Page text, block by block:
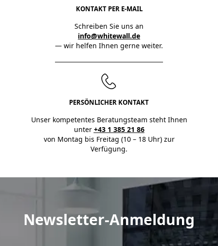
KONTAKT PER E-MAIL
Schreiben Sie uns an
info@whitewall.de
— wir helfen Ihnen gerne weiter.
PERSÖNLICHER KONTAKT
Unser kompetentes Beratungsteam steht Ihnen
unter +43 1 385 21 86
von Montag bis Freitag (10 – 18 Uhr) zur
Verfügung.
Newsletter-Anmeldung